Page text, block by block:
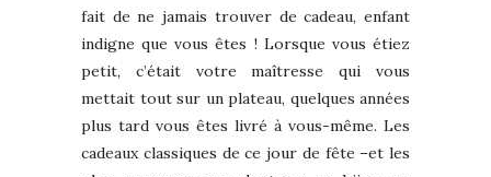
fait de ne jamais trouver de cadeau, enfant
indigne que vous êtes ! Lorsque vous étiez
petit, c’était votre maîtresse qui vous
mettait tout sur un plateau, quelques années
plus tard vous êtes livré à vous-même. Les
cadeaux classiques de ce jour de fête –et les